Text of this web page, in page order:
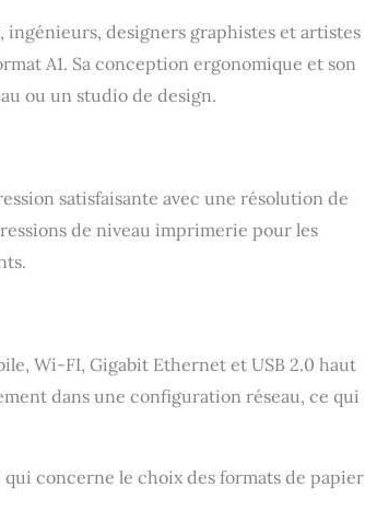
ou cesser de fonctionner
designers graphistes et artistes
A1. Sa conception ergonomique et son
ou un studio de design.
satisfaisante avec une résolution de
de niveau imprimerie pour les
Wi-FI, Gigabit Ethernet et USB 2.0 haut
dans une configuration réseau, ce qui
concerne le choix des formats de papier